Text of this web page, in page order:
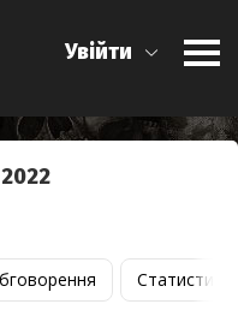
Увійти
Статистика